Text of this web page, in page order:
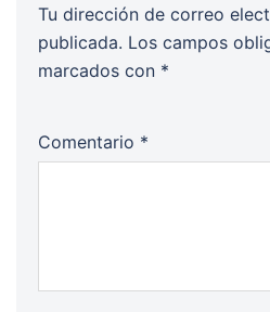
Tu dirección de correo
publicada. Los campos
marcados con *
Comentario *